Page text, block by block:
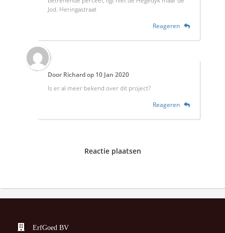
Jod. Heringastraat
Reageren
Door Richardop 10 Jan 2020
Is er al meer bekend over dit project?
Reageren
Reactie plaatsen
ErfGoed BV